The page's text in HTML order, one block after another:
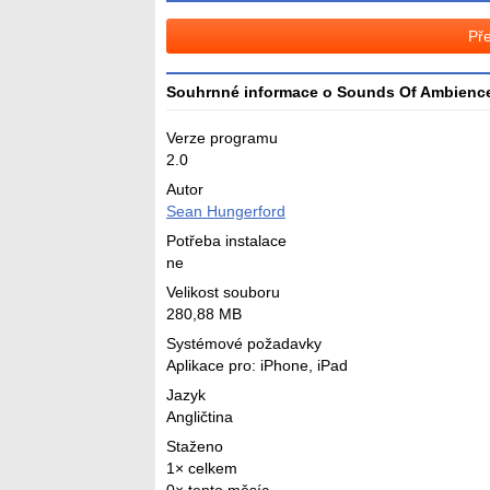
Souhrnné informace o Sounds Of
Verze programu
2.0
Autor
Sean Hungerford
Potřeba instalace
ne
Velikost souboru
280,88 MB
Systémové požadavky
Aplikace pro: iPhone, iPad
Jazyk
Angličtina
Staženo
1× celkem